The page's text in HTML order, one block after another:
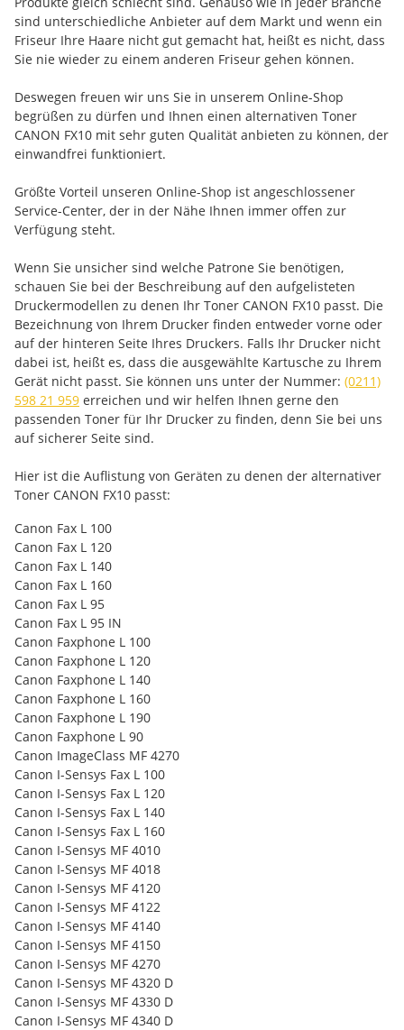
sind unterschiedliche Anbieter auf dem Markt und wenn ein
Friseur Ihre Haare nicht gut gemacht hat, heißt es nicht, dass
Sie nie wieder zu einem anderen Friseur gehen können.
Deswegen freuen wir uns Sie in unserem Online-Shop
begrüßen zu dürfen und Ihnen einen alternativen Toner
CANON FX10 mit sehr guten Qualität anbieten zu können, der
einwandfrei funktioniert.
Größte Vorteil unseren Online-Shop ist angeschlossener
Service-Center, der in der Nähe Ihnen immer offen zur
Verfügung steht.
Wenn Sie unsicher sind welche Patrone Sie benötigen,
schauen Sie bei der Beschreibung auf den aufgelisteten
Druckermodellen zu denen Ihr Toner CANON FX10 passt. Die
Bezeichnung von Ihrem Drucker finden entweder vorne oder
auf der hinteren Seite Ihres Druckers. Falls Ihr Drucker nicht
dabei ist, heißt es, dass die ausgewählte Kartusche zu Ihrem
Gerät nicht passt. Sie können uns unter der Nummer: (0211)
598 21 959 erreichen und wir helfen Ihnen gerne den
passenden Toner für Ihr Drucker zu finden, denn Sie bei uns
auf sicherer Seite sind.
Hier ist die Auflistung von Geräten zu denen der alternativer
Toner CANON FX10 passt:
Canon Fax L 100
Canon Fax L 120
Canon Fax L 140
Canon Fax L 160
Canon Fax L 95
Canon Fax L 95 IN
Canon Faxphone L 100
Canon Faxphone L 120
Canon Faxphone L 140
Canon Faxphone L 160
Canon Faxphone L 190
Canon Faxphone L 90
Canon ImageClass MF 4270
Canon I-Sensys Fax L 100
Canon I-Sensys Fax L 120
Canon I-Sensys Fax L 140
Canon I-Sensys Fax L 160
Canon I-Sensys MF 4010
Canon I-Sensys MF 4018
Canon I-Sensys MF 4120
Canon I-Sensys MF 4122
Canon I-Sensys MF 4140
Canon I-Sensys MF 4150
Canon I-Sensys MF 4270
Canon I-Sensys MF 4320 D
Canon I-Sensys MF 4330 D
Canon I-Sensys MF 4340 D